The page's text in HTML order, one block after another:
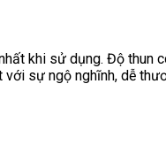
khi sử dụng. Độ thun
sự ngộ nghĩnh, dễ